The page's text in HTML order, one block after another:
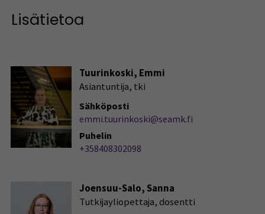
Lisätietoa
Tuurinkoski, Emmi
Asiantuntija, tki
Sähköposti
emmi.tuurinkoski@seamk.fi
Puhelin
+358408302098
Joensuu-Salo, Sanna
Tutkijayliopettaja, dosentti